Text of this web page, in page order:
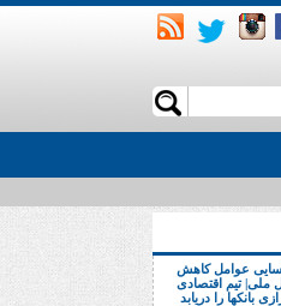
عوامل کاهش
ملی| تیم اقتصادی
بانکها را دریابد